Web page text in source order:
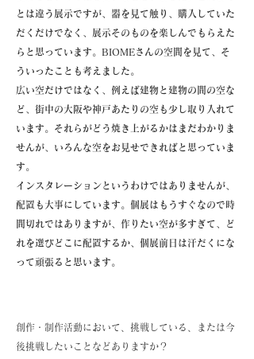
とは違う展示ですが、器を見て触り、購入していた
だくだけでなく、展示そのものを楽しんでもらえた
らと思っています。BIOMEさんの空間を見て、そ
ういったことも考えました。
広い空だけではなく、例えば建物と建物の間の空な
ど、街中の大阪や神戸あたりの空も少し取り入れて
います。それらがどう焼き上がるかはまだわかりま
せんが、いろんな空をお見せできればと思っていま
す。
インスタレーションというわけではありませんが、
配置も大事にしています。個展はもうすぐなので時
間切れではありますが、作りたい空が多すぎて、ど
れを選びどこに配置するか、個展前日は汗だくにな
って頑張ると思います。
創作・制作活動において、挑戦している、または今
後挑戦したいことなどありますか？